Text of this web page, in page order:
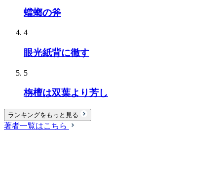
蟷螂の斧
4
眼光紙背に徹す
5
栴檀は双葉より芳し
ランキングをもっと見る
著者一覧はこちら